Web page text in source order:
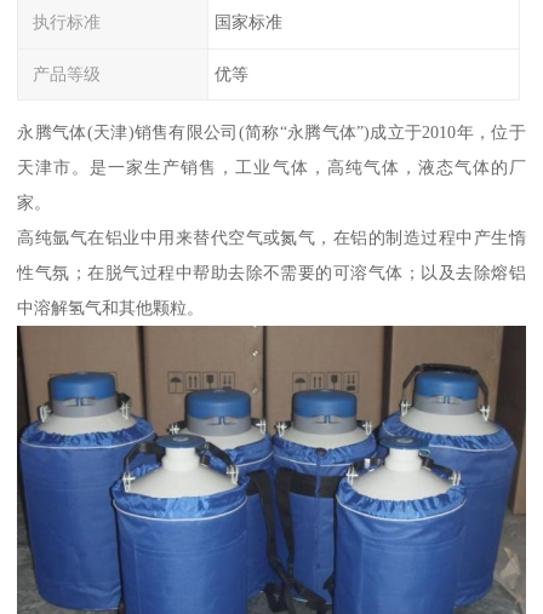
执行标准 国家标准
产品等级 优等
永腾气体(天津)销售有限公司(简称“永腾气体”)成立于2010年，位于
天津市。是一家生产销售，工业气体，高纯气体，液态气体的厂
家。
高纯氩气在铝业中用来替代空气或氮气，在铝的制造过程中产生惰
性气氛；在脱气过程中帮助去除不需要的可溶气体；以及去除熔铝
中溶解氢气和其他颗粒。